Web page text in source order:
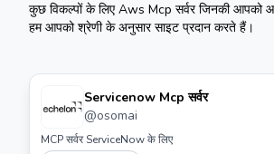
कुछ विकल्पों के लिएAws Mcp सर्वरजिनकी आपको
हम आपको श्रेणी के अनुसार साइट प्रदान करते हैं।
Servicenow Mcp सर्वर
@osomai
MCP सर्वर ServiceNow के लिए